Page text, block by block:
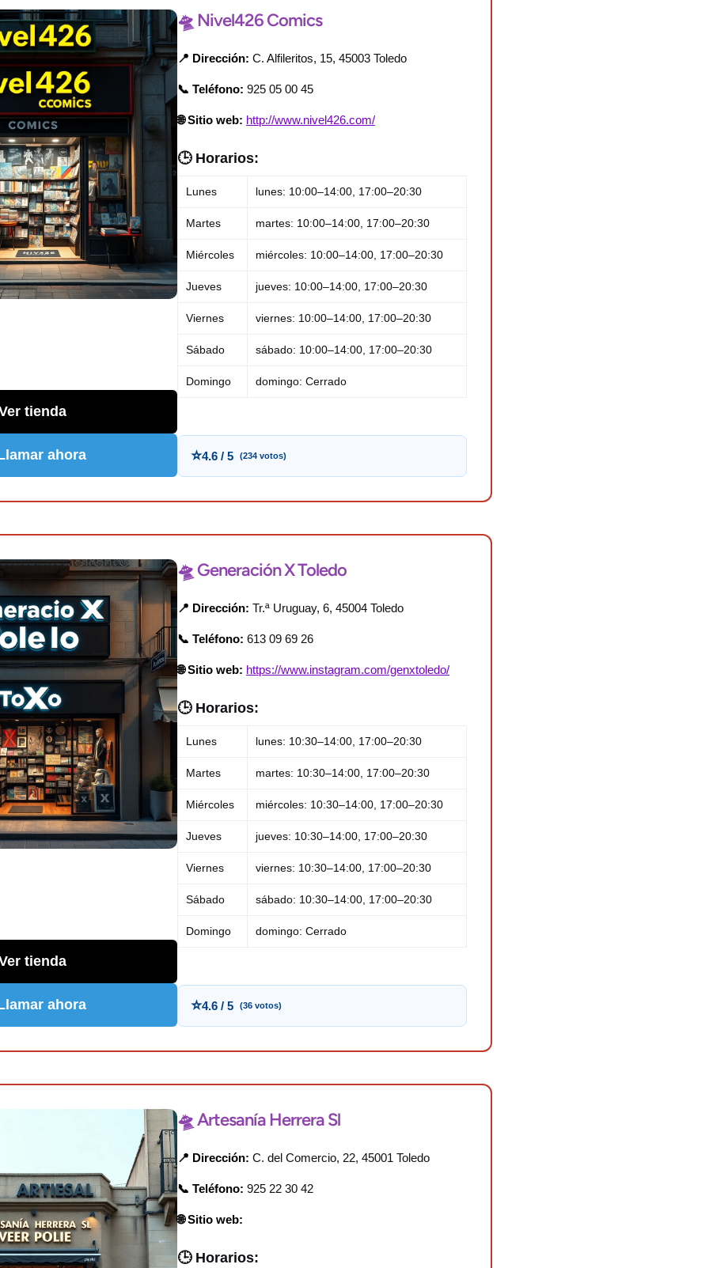
tienda
ahora
🛸 Nivel426 Comics
📍 Dirección: C. Alfileritos, 15, 45003 Toledo
📞 Teléfono: 925 05 00 45
🌐 Sitio web: http://www.nivel426.com/
🕒 Horarios:
Lunes lunes: 10:00–14:00, 17:00–20:30
Martes martes: 10:00–14:00, 17:00–20:30
Miércoles miércoles: 10:00–14:00, 17:00–20:30
Jueves jueves: 10:00–14:00, 17:00–20:30
Viernes viernes: 10:00–14:00, 17:00–20:30
Sábado sábado: 10:00–14:00, 17:00–20:30
Domingo domingo: Cerrado
⭐4.6 / 5 (234 votos)
tienda
ahora
🛸 Generación X Toledo
📍 Dirección: Tr.ª Uruguay, 6, 45004 Toledo
📞 Teléfono: 613 09 69 26
🌐 Sitio web: https://www.instagram.com/genxtoledo/
🕒 Horarios:
Lunes lunes: 10:30–14:00, 17:00–20:30
Martes martes: 10:30–14:00, 17:00–20:30
Miércoles miércoles: 10:30–14:00, 17:00–20:30
Jueves jueves: 10:30–14:00, 17:00–20:30
Viernes viernes: 10:30–14:00, 17:00–20:30
Sábado sábado: 10:30–14:00, 17:00–20:30
Domingo domingo: Cerrado
⭐4.6 / 5 (36 votos)
🛸 Artesanía Herrera Sl
📍 Dirección: C. del Comercio, 22, 45001 Toledo
📞 Teléfono: 925 22 30 42
🌐 Sitio web:
🕒 Horarios: